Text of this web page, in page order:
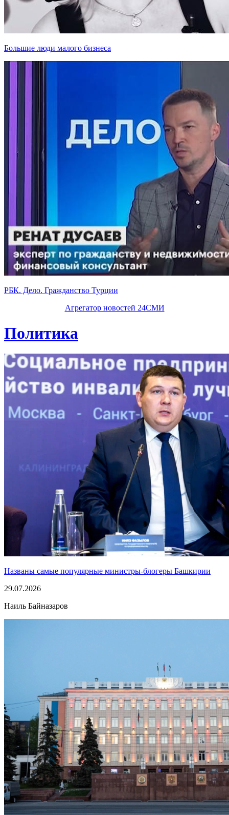
Большие люди малого бизнеса
РБК. Дело. Гражданство Турции
Агрегатор новостей 24СМИ
Политика
Названы самые популярные министры-блогеры Башкирии
29.07.2026
Наиль Байназаров